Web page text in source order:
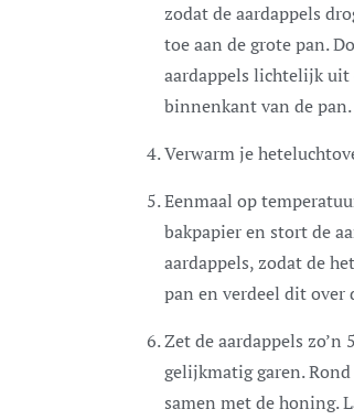
zodat de aardappels
toe aan de grote pan.
aardappels lichtelijk uit
binnenkant van de pan.
Verwarm je
Eenmaal op
bakpapier en stort de
aardappels, zodat de
pan en verdeel dit over
Zet de aardappels
gelijkmatig garen.
samen met de honing.